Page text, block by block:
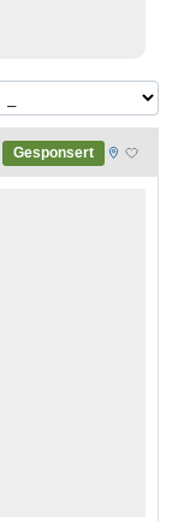
Gesponsert